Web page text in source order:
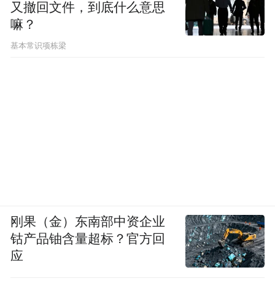
又撤回文件，到底什么意思
嘛？
基本常识项栋梁
刚果（金）东南部中资企业
钴产品铀含量超标？官方回
应